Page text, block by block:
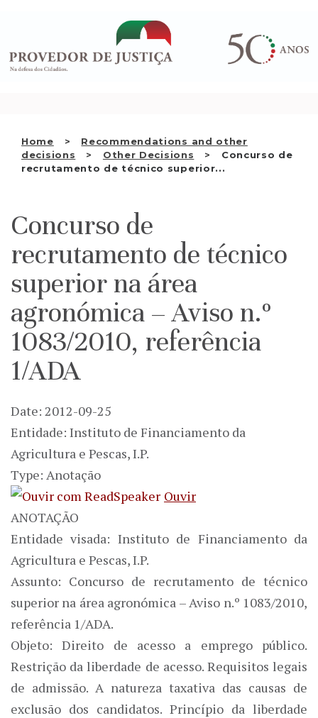
conteúdo
Home
Recommendations and other
decisions
Other Decisions
Concurso de
recrutamento de técnico superior...
WHO WE ARE
THE OMBUDSMAN AS
NATIONAL HUMAN RIGHTS
EN
Concurso de
recrutamento de técnico
superior na área
agronómica – Aviso n.º
1083/2010, referência
1/ADA
Date: 2012-09-25
Entidade: Instituto de Financiamento da
Agricultura e Pescas, I.P.
Type: Anotação
Ouvir
ANOTAÇÃO
Entidade visada: Instituto de Financiamento da
Agricultura e Pescas, I.P.
Assunto: Concurso de recrutamento de técnico
superior na área agronómica – Aviso n.º 1083/2010,
referência 1/ADA.
Objeto: Direito de acesso a emprego público.
Restrição da liberdade de acesso. Requisitos legais
de admissão. A natureza taxativa das causas de
exclusão dos candidatos. Princípio da liberdade